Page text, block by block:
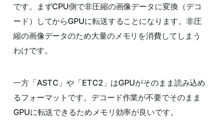
です。まずCPU側で非圧縮の画像データに変換（デコ
ード）してからGPUに転送することになります。非圧
縮の画像データのため大量のメモリを消費してしまう
わけです。
一方「ASTC」や「ETC2」はGPUがそのまま読み込め
るフォーマットです。デコード作業が不要でそのまま
GPUに転送できるためメモリ効率が良いです。